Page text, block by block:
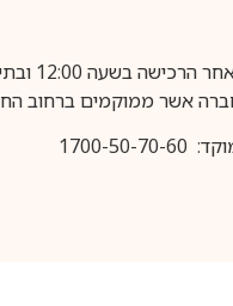
12:00 ובתיאום מראש בלבד.
ממוקמים ברחוב החרושת 25,
70-60